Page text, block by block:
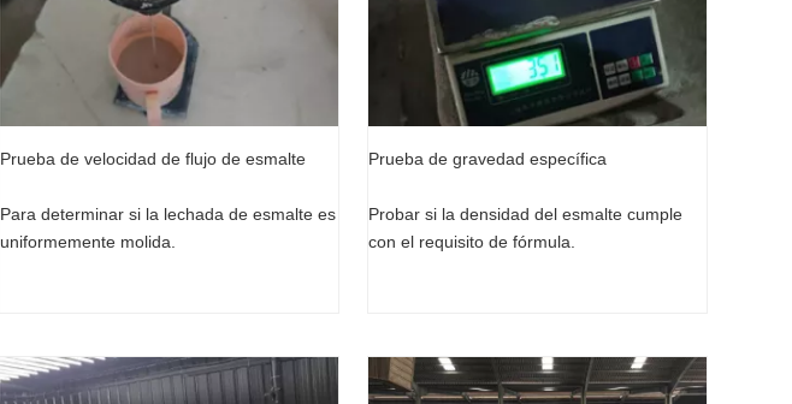
Prueba de velocidad de flujo de esmalte
Para determinar si la lechada de esmalte es
uniformemente molida.
Prueba de gravedad específica
Probar si la densidad del esmalte cumple
con el requisito de fórmula.